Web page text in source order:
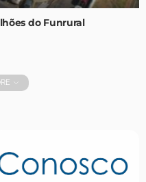
do Funrural